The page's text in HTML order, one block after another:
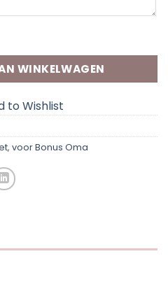
aantal
WINKELWAGEN
to Wishlist
, voor Bonus Oma